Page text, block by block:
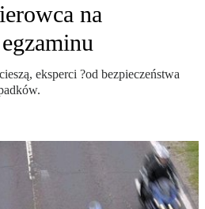
na
eksperci ?od bezpieczeństwa